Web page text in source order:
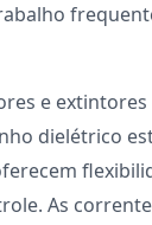
e
dielétrico
As